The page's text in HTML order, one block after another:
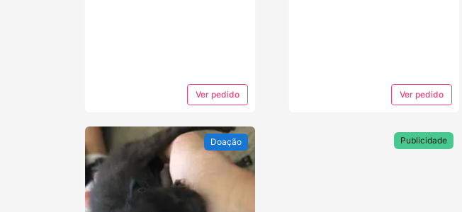
Ver pedido Ver pedido
Doação Publicidade